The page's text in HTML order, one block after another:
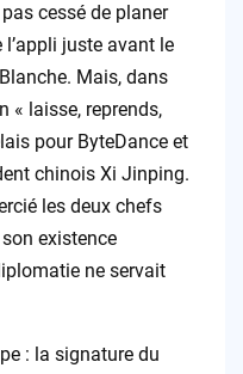
cessé de planer
juste avant le
Mais, dans
« laisse, reprends,
pour ByteDance et
chinois Xi Jinping.
les deux chefs
existence
ne servait
: la signature du